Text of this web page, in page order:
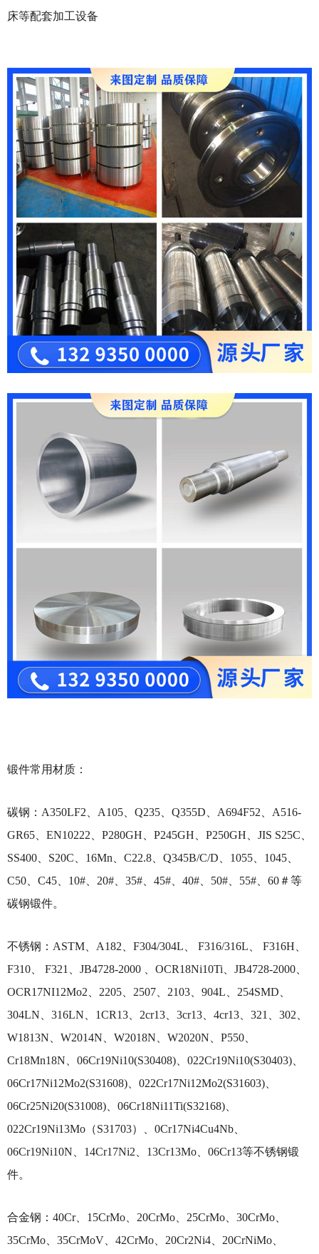
床等配套加工设备
锻件常用材质：
碳钢：A350LF2、A105、Q235、Q355D、A694F52、A516-
GR65、EN10222、P280GH、P245GH、P250GH、JIS S25C、
SS400、S20C、16Mn、C22.8、Q345B/C/D、1055、1045、
C50、C45、10#、20#、35#、45#、40#、50#、55#、60＃等
碳钢锻件。
不锈钢：ASTM、A182、F304/304L、 F316/316L、 F316H、
F310、 F321、JB4728-2000 、OCR18Ni10Ti、JB4728-2000、
OCR17NI12Mo2、2205、2507、2103、904L、254SMD、
304LN、316LN、1CR13、2cr13、3cr13、4cr13、321、302、
W1813N、W2014N、W2018N、W2020N、P550、
Cr18Mn18N、06Cr19Ni10(S30408)、022Cr19Ni10(S30403)、
06Cr17Ni12Mo2(S31608)、022Cr17Ni12Mo2(S31603)、
06Cr25Ni20(S31008)、06Cr18Ni11Ti(S32168)、
022Cr19Ni13Mo（S31703）、0Cr17Ni4Cu4Nb、
06Cr19Ni10N、14Cr17Ni2、13Cr13Mo、06Cr13等不锈钢锻
件。
合金钢：40Cr、15CrMo、20CrMo、25CrMo、30CrMo、
35CrMo、35CrMoV、42CrMo、20Cr2Ni4、20CrNiMo、